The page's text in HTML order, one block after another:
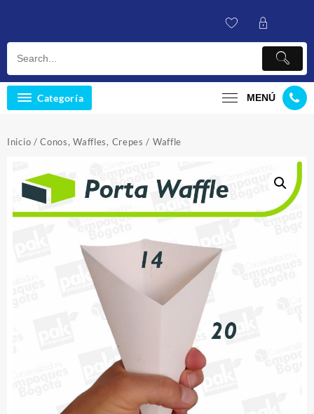
Categoría MENÚ
Inicio /Conos, Waffles, Crepes / Waffle